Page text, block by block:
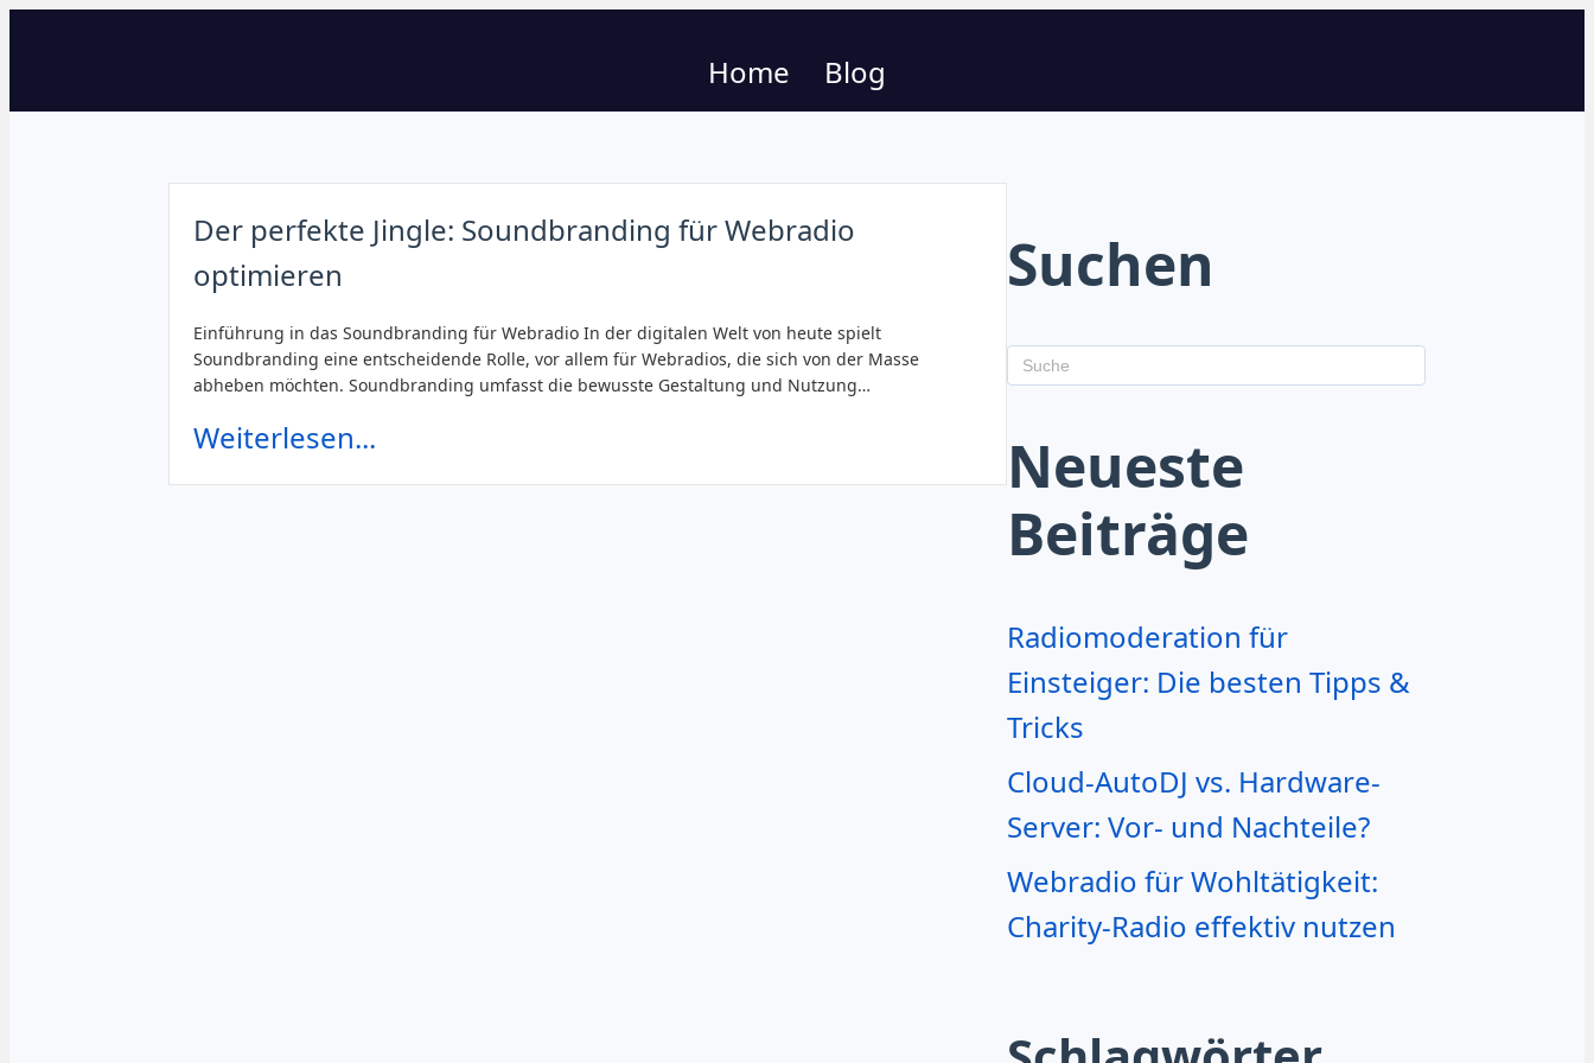
Home Blog
Der perfekte Jingle: Soundbranding für Webradio
optimieren
Einführung in das Soundbranding für Webradio In der digitalen Welt von heute spielt
Soundbranding eine entscheidende Rolle, vor allem für Webradios, die sich von der Masse
abheben möchten. Soundbranding umfasst die bewusste Gestaltung und Nutzung…
Weiterlesen...
Suchen
Neueste
Beiträge
Radiomoderation für
Einsteiger: Die besten Tipps &
Tricks
Cloud-AutoDJ vs. Hardware-
Server: Vor- und Nachteile?
Webradio für Wohltätigkeit:
Charity-Radio effektiv nutzen